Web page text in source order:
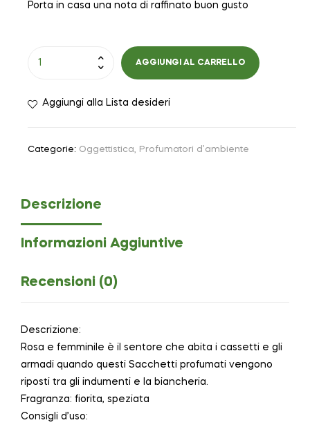
Porta in casa una nota di raffinato buon gusto
AGGIUNGI AL CARRELLO
Aggiungi alla Lista desideri
Categorie: Oggettistica, Profumatori d’ambiente
Descrizione
Informazioni Aggiuntive
Recensioni (0)
Descrizione:
Rosa e femminile è il sentore che abita i cassetti e gli
armadi quando questi Sacchetti profumati vengono
riposti tra gli indumenti e la biancheria.
Fragranza: fiorita, speziata
Consigli d’uso: